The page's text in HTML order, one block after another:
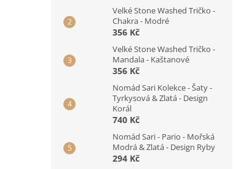
Velké Stone Washed Tričko -
Chakra - Modré
356 Kč
Velké Stone Washed Tričko -
Mandala - Kaštanové
356 Kč
Nomád Sari Kolekce - Šaty -
Tyrkysová & Zlatá - Design
Korál
740 Kč
Nomád Sari - Pario - Mořská
Modrá & Zlatá - Design Ryby
294 Kč